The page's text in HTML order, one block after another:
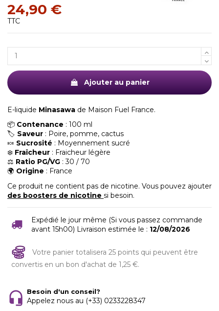
24,90 €
TTC
Ajouter au panier
E-liquide Minasawa de Maison Fuel France.
📦 Contenance : 100 ml
🏷️ Saveur : Poire, pomme, cactus
🍬 Sucrosité : Moyennement sucré
❄️ Fraîcheur : Fraicheur légère
⚖️ Ratio PG/VG : 30 / 70
🌍 Origine : France
Ce produit ne contient pas de nicotine. Vous pouvez ajouter
des boosters de nicotine si besoin.
Expédié le jour même (Si vous passez commande
avant 15h00) Livraison estimée le : 12/08/2026
Votre panier totalisera 25 points qui peuvent être
convertis en un bon d'achat de 1,25 €.
Besoin d'un conseil?
Appelez nous au (+33) 0233228347